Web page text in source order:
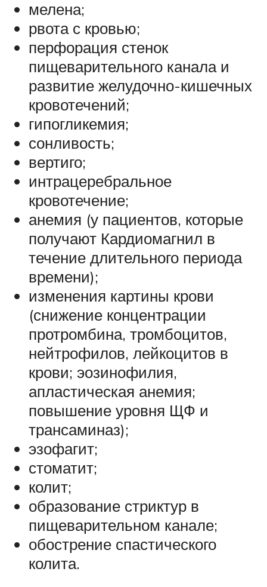
мелена;
рвота с кровью;
перфорация стенок
пищеварительного канала и
развитие желудочно-кишечных
кровотечений;
гипогликемия;
сонливость;
вертиго;
интрацеребральное
кровотечение;
анемия (у пациентов, которые
получают Кардиомагнил в
течение длительного периода
времени);
изменения картины крови
(снижение концентрации
протромбина, тромбоцитов,
нейтрофилов, лейкоцитов в
крови; эозинофилия,
апластическая анемия;
повышение уровня ЩФ и
трансаминаз);
эзофагит;
стоматит;
колит;
образование стриктур в
пищеварительном канале;
обострение спастического
колита.